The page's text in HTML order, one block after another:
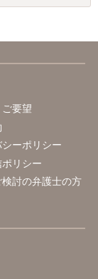
ご要望
ーポリシー
リシー
討の弁護士の方